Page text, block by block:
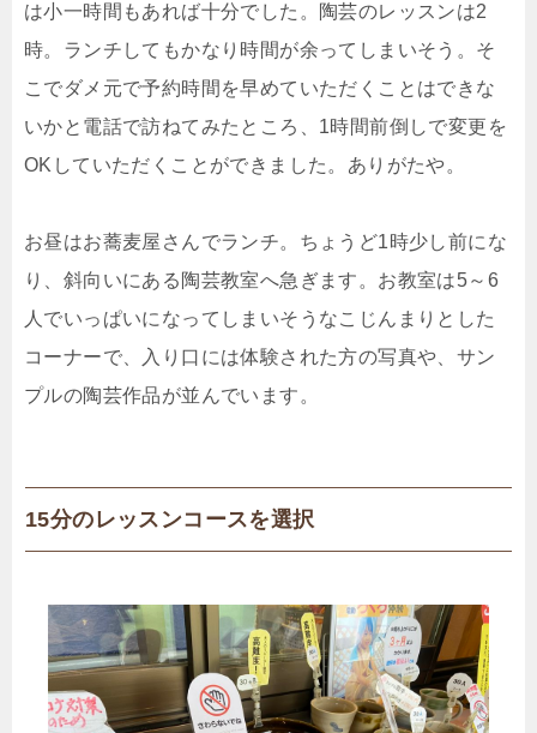
は小一時間もあれば十分でした。陶芸のレッスンは2
時。ランチしてもかなり時間が余ってしまいそう。そ
こでダメ元で予約時間を早めていただくことはできな
いかと電話で訪ねてみたところ、1時間前倒しで変更を
OKしていただくことができました。ありがたや。
お昼はお蕎麦屋さんでランチ。ちょうど1時少し前にな
り、斜向いにある陶芸教室へ急ぎます。お教室は5～6
人でいっぱいになってしまいそうなこじんまりとした
コーナーで、入り口には体験された方の写真や、サン
プルの陶芸作品が並んでいます。
15分のレッスンコースを選択